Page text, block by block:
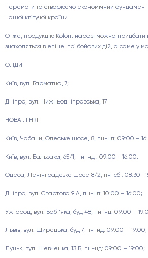
перемоги та створюємо економічний фундамент
нашої квітучої країни.
Отже, продукцію Kolorit наразі можна придбати
знаходяться в епіцентрі бойових дій, а саме у
ОЛДИ
Київ, вул. Гарматна, 7;
Дніпро, вул. Нижньодніпровська, 17
НОВА ЛІНІЯ
Київ, Чабани, Одеське шосе, 8, пн-нд: 09:00 –
Київ, вул. Бальзака, 65/1, пн-нд : 09:00 - 16:00;
Одеса, Ленінградське шосе 8/2, пн-сб : 08:30-
Дніпро, вул. Стартова 9 А, пн-нд: 10:00 – 16:00;
Ужгород, вул. Баб 'яка, буд 48, пн-нд: 09:00 –
Львів, вул. Щирецька, буд 7, пн-нд: 09:00 – 19:00;
Луцьк, вул. Шевченка, 13 Б, пн-нд: 09:00 – 19:00;